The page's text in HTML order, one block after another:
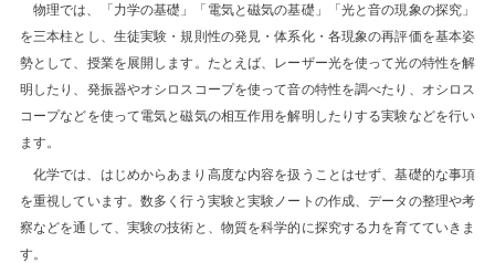
物理では、「力学の基礎」「電気と磁気の基礎」「光と音の現象の探究」
を三本柱とし、生徒実験・規則性の発見・体系化・各現象の再評価を基本姿
勢として、授業を展開します。たとえば、レーザー光を使って光の特性を解
明したり、発振器やオシロスコープを使って音の特性を調べたり、オシロス
コープなどを使って電気と磁気の相互作用を解明したりする実験などを行い
ます。
化学では、はじめからあまり高度な内容を扱うことはせず、基礎的な事項
を重視しています。数多く行う実験と実験ノートの作成、データの整理や考
察などを通して、実験の技術と、物質を科学的に探究する力を育てていきま
す。